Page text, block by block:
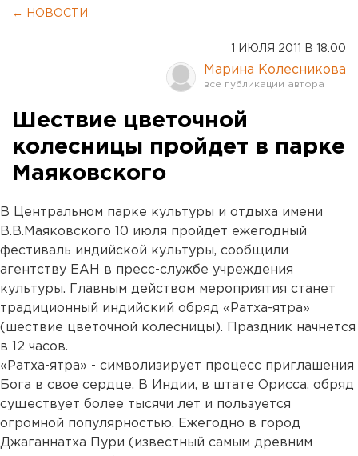
← НОВОСТИ
1 ИЮЛЯ 2011 В 18:00
Марина Колесникова
Шествие цветочной
колесницы пройдет в парке
Маяковского
В Центральном парке культуры и отдыха имени
В.В.Маяковского 10 июля пройдет ежегодный
фестиваль индийской культуры, сообщили
агентству ЕАН в пресс-службе учреждения
культуры. Главным действом мероприятия станет
традиционный индийский обряд «Ратха-ятра»
(шествие цветочной колесницы). Праздник начнется
в 12 часов.
«Ратха-ятра» - символизирует процесс приглашения
Бога в свое сердце. В Индии, в штате Орисса, обряд
существует более тысячи лет и пользуется
огромной популярностью. Ежегодно в город
Джаганнатха Пури (известный самым древним